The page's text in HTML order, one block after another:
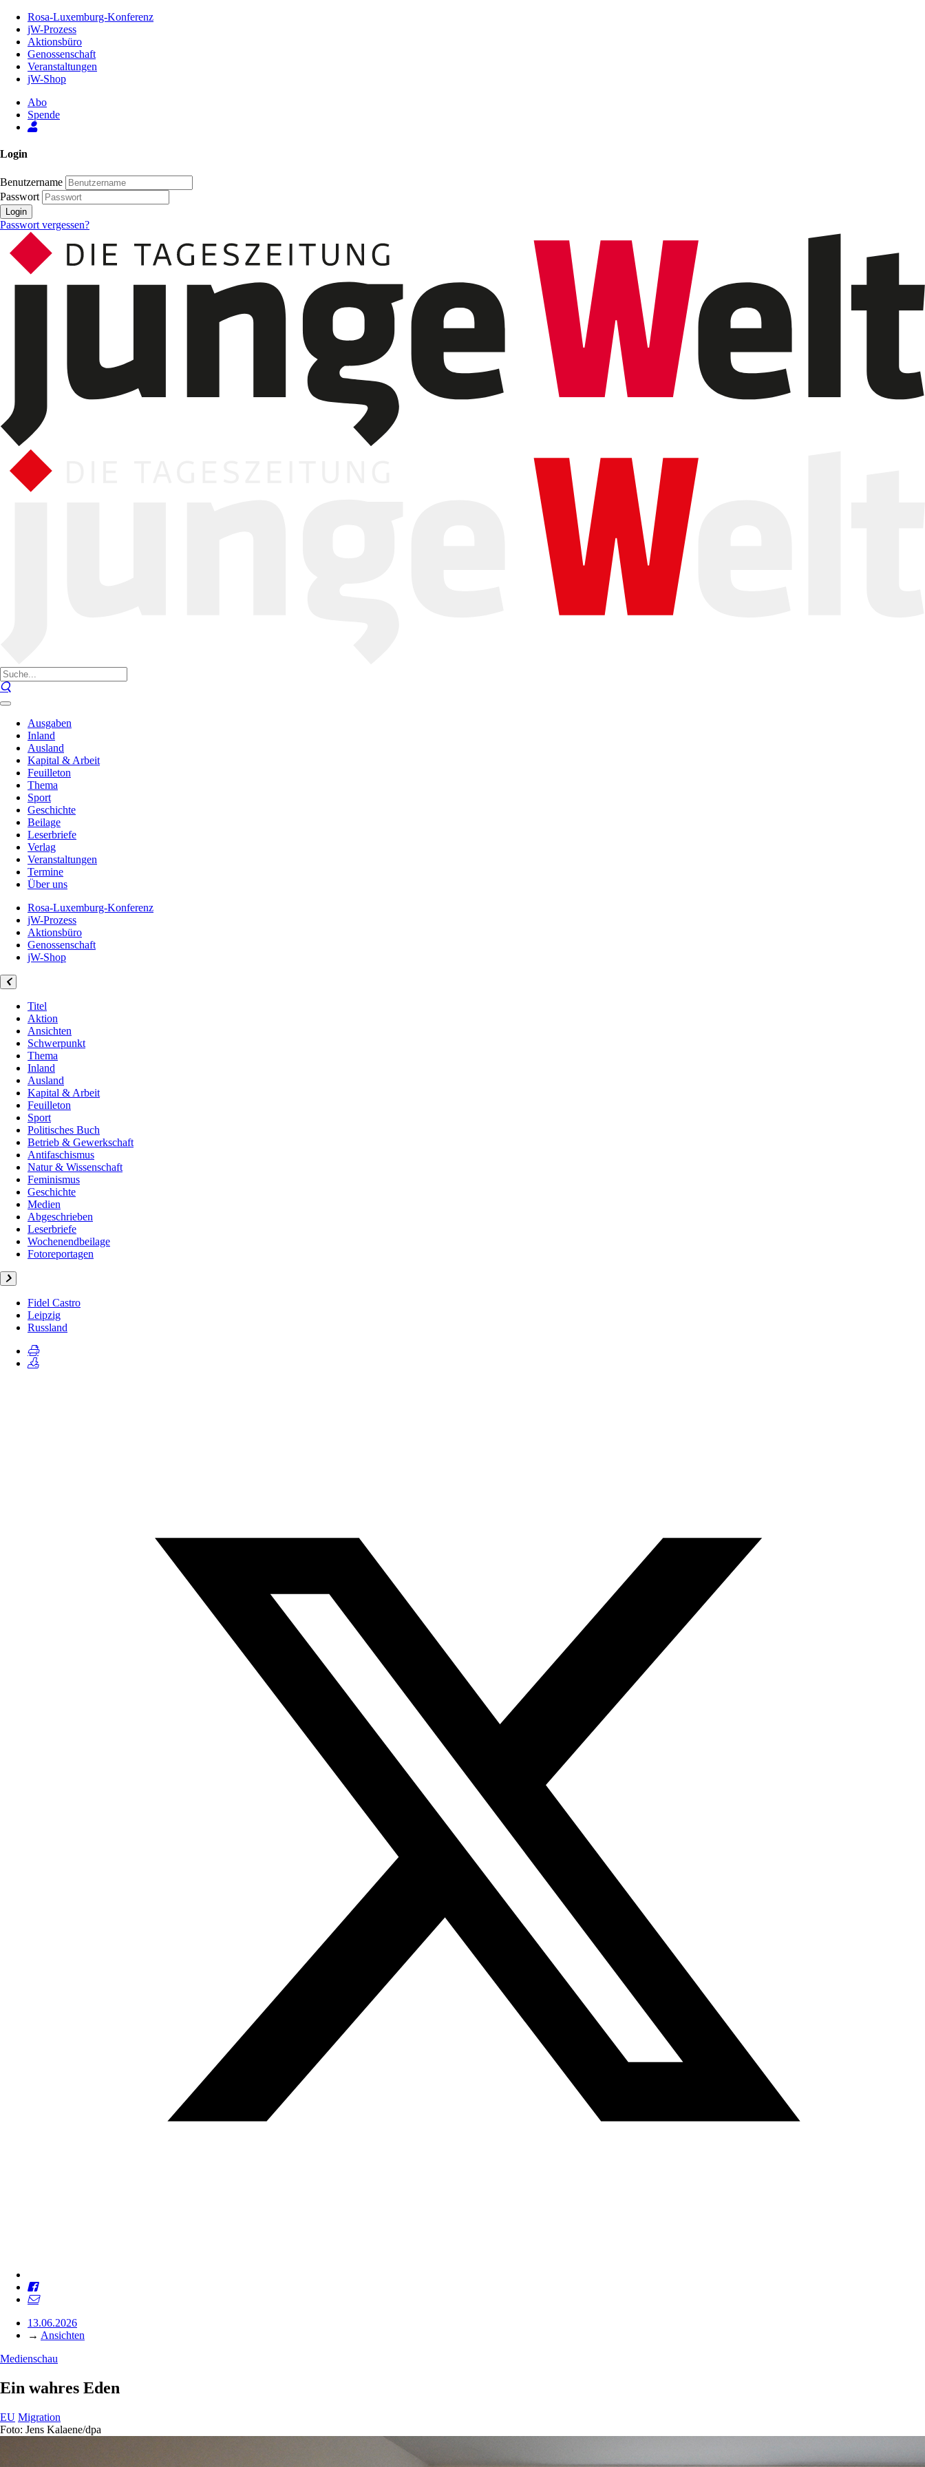
Inhalt
Seite
Rosa-Luxemburg-Konferenz
jW-Prozess
Aktionsbüro
Genossenschaft
Veranstaltungen
jW-Shop
Abo
Spende
Login
Benutzername
Passwort
Login
Passwort vergessen?
Ausgaben
Inland
Ausland
Kapital & Arbeit
Feuilleton
Thema
Sport
Geschichte
Beilage
Leserbriefe
Verlag
Veranstaltungen
Termine
Über uns
Rosa-Luxemburg-Konferenz
jW-Prozess
Aktionsbüro
Genossenschaft
jW-Shop
Titel
Aktion
Ansichten
Schwerpunkt
Thema
Inland
Ausland
Kapital & Arbeit
Feuilleton
Sport
Politisches Buch
Betrieb & Gewerkschaft
Antifaschismus
Natur & Wissenschaft
Feminismus
Geschichte
Medien
Abgeschrieben
Leserbriefe
Wochenendbeilage
Fotoreportagen
Fidel Castro
Leipzig
Russland
13.06.2026
→ Ansichten
Medienschau
Ein wahres Eden
EU Migration
Foto: Jens Kalaene/dpa